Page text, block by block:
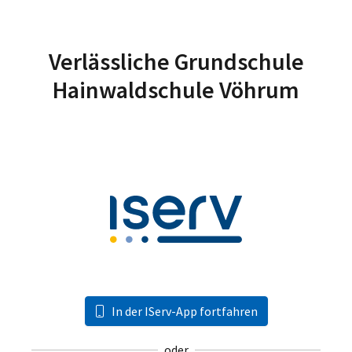
Verlässliche Grundschule
Hainwaldschule Vöhrum
In der IServ-App fortfahren